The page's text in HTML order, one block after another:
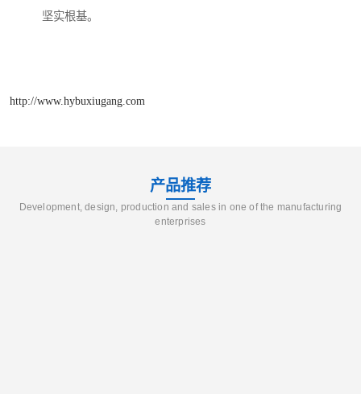
坚实根基。
http://www.hybuxiugang.com
产品推荐
Development, design, production and sales in one of the manufacturing
enterprises